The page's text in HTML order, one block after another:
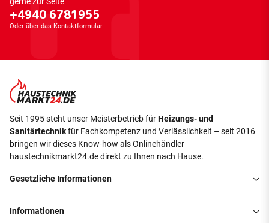
+4940 6781955
Oder über das Kontaktformular
Seit 1995 steht unser Meisterbetrieb fürHeizungs- und
Sanitärtechnikfür Fachkompetenz und Verlässlichkeit – seit 2016
bringen wir dieses Know-how als Onlinehändler
haustechnikmarkt24.de direkt zu Ihnen nach Hause.
Gesetzliche Informationen
Informationen